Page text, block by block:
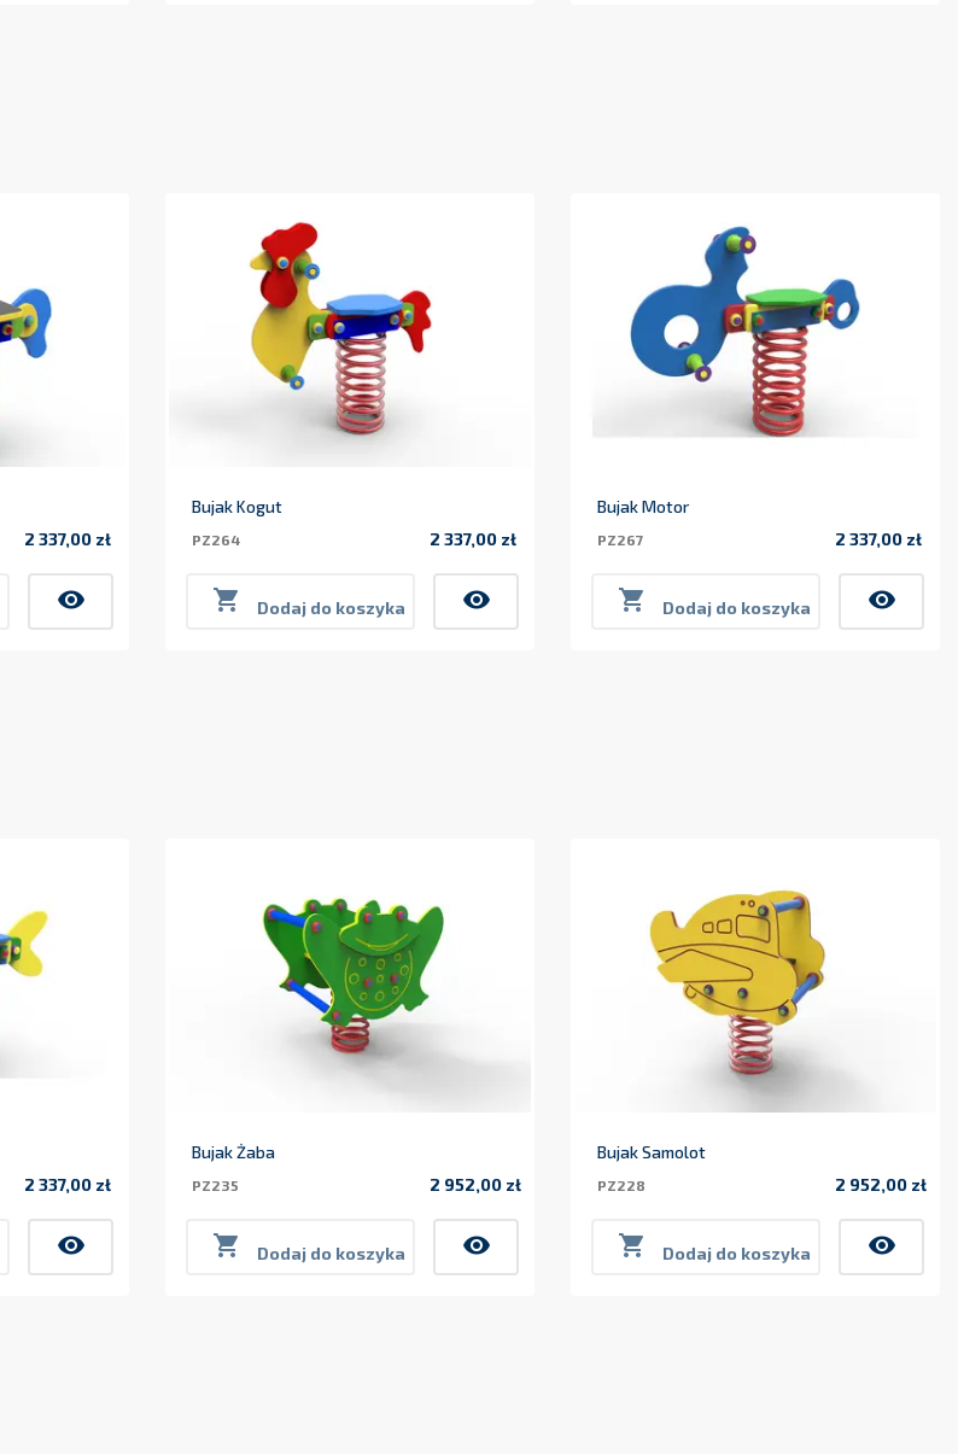
2 337,00 zł
visibility
Bujak Kogut
PZ264 2 337,00 zł
 Dodaj do koszyka visibility
Bujak Motor
PZ267 2 337,00 zł
 Dodaj do koszyka visibility
2 337,00 zł
visibility
Bujak Żaba
PZ235 2 952,00 zł
 Dodaj do koszyka visibility
Bujak Samolot
PZ228 2 952,00 zł
 Dodaj do koszyka visibility